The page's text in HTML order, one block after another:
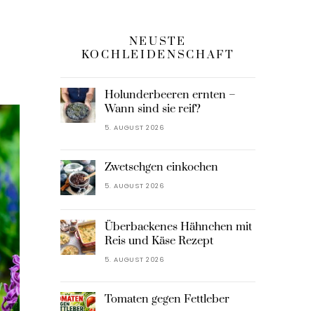
NEUSTE
KOCHLEIDENSCHAFT
Holunderbeeren ernten –
Wann sind sie reif?
5. AUGUST 2026
Zwetschgen einkochen
5. AUGUST 2026
Überbackenes Hähnchen mit
Reis und Käse Rezept
5. AUGUST 2026
Tomaten gegen Fettleber